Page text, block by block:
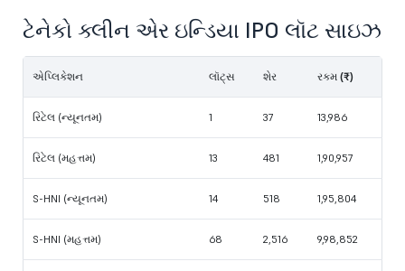
ટેનેકો ક્લીન એર ઇન્ડિયા IPO લૉટ સાઇઝ
એપ્લિકેશન લૉટ્સ શેર રકમ (₹)
રિટેલ (ન્યૂનતમ) 1 37 13,986
રિટેલ (મહત્તમ) 13 481 1,90,957
S-HNI (ન્યૂનતમ) 14 518 1,95,804
S-HNI (મહત્તમ) 68 2,516 9,98,852